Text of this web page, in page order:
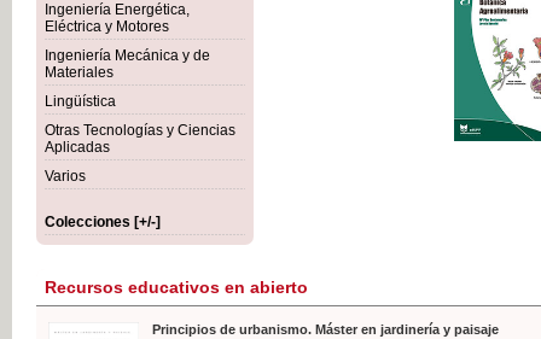
Ingeniería Energética,
Eléctrica y Motores
Ingeniería Mecánica y de
Materiales
Lingüística
Otras Tecnologías y Ciencias
Aplicadas
Varios
Colecciones [+/-]
IVA
Recursos educativos en abierto
Principios de urbanismo. Máster en jardinería y paisaje